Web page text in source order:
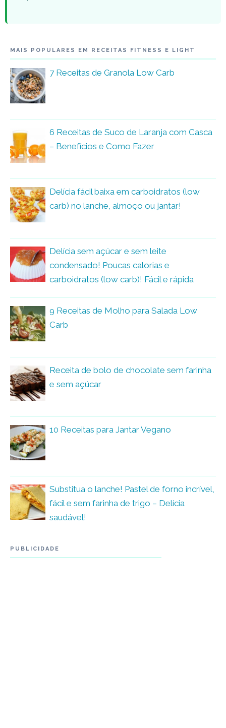
MAIS POPULARES EM RECEITAS FITNESS E LIGHT
7 Receitas de Granola Low Carb
6 Receitas de Suco de Laranja com Casca
– Benefícios e Como Fazer
Delícia fácil baixa em carboidratos (low
carb) no lanche, almoço ou jantar!
Delícia sem açúcar e sem leite
condensado! Poucas calorias e
carboidratos (low carb)! Fácil e rápida
9 Receitas de Molho para Salada Low
Carb
Receita de bolo de chocolate sem farinha
e sem açúcar
10 Receitas para Jantar Vegano
Substitua o lanche! Pastel de forno incrível,
fácil e sem farinha de trigo – Delícia
saudável!
PUBLICIDADE